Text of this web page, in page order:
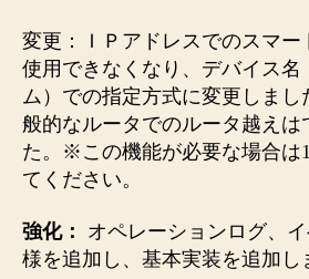
変更：ＩＰアドレスでのスマー
使用できなくなり、デバイス名
ム）での指定方式に変更しま
般的なルータでのルータ越えは
た。※この機能が必要な場合は
てください。
強化：
オペレーションログ、
様を追加し、基本実装を追加し